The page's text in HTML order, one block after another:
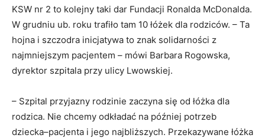
KSW nr 2 to kolejny taki dar Fundacji Ronalda McDonalda.
W grudniu ub. roku trafiło tam 10 łóżek dla rodziców. – Ta
hojna i szczodra inicjatywa to znak solidarności z
najmniejszym pacjentem – mówi Barbara Rogowska,
dyrektor szpitala przy ulicy Lwowskiej.
– Szpital przyjazny rodzinie zaczyna się od łóżka dla
rodzica. Nie chcemy odkładać na później potrzeb
dziecka–pacjenta i jego najbliższych. Przekazywane łóżka